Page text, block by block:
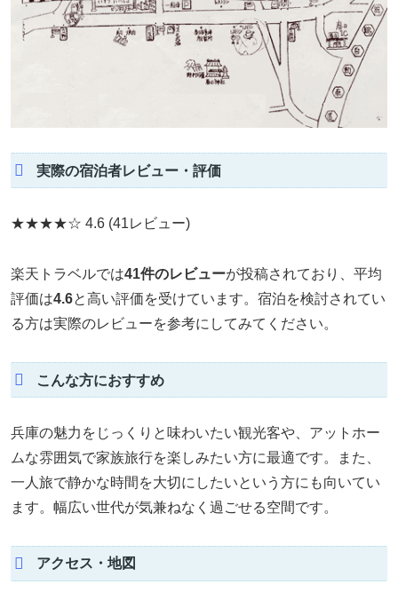
実際の宿泊者レビュー・評価
★★★★☆ 4.6 (41レビュー)
楽天トラベルでは41件のレビューが投稿されており、平均
評価は4.6と高い評価を受けています。宿泊を検討されてい
る方は実際のレビューを参考にしてみてください。
こんな方におすすめ
兵庫の魅力をじっくりと味わいたい観光客や、アットホー
ムな雰囲気で家族旅行を楽しみたい方に最適です。また、
一人旅で静かな時間を大切にしたいという方にも向いてい
ます。幅広い世代が気兼ねなく過ごせる空間です。
アクセス・地図